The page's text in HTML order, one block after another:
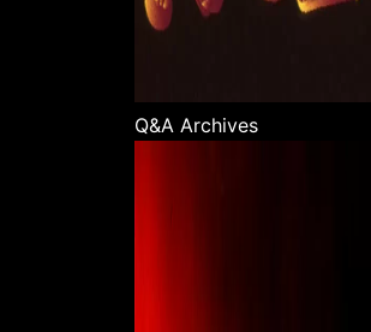
Q&A Archives